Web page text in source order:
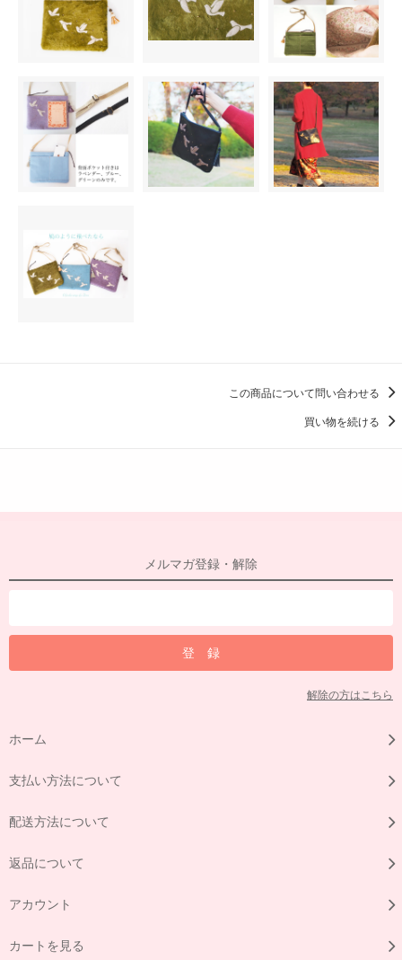
この商品について問い合わせる
買い物を続ける
メルマガ登録・解除
解除の方はこちら
ホーム
支払い方法について
配送方法について
返品について
アカウント
カートを見る